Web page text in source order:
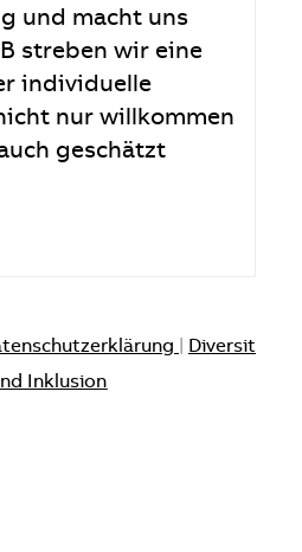
und macht uns
streben wir eine
individuelle
nur willkommen
geschätzt
Diversit
Inklusion